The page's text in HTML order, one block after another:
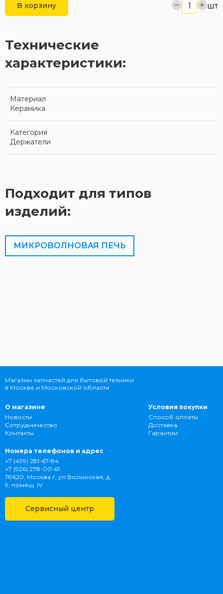
В корзину шт
Технические
характеристики:
Материал
Керамика
Категория
Держатели
Подходит для типов
изделий:
МИКРОВОЛНОВАЯ ПЕЧЬ
Магазин запчастей для бытовой техники
в Москве и Московской области
О магазине
Новости
Сотрудничество
Контакты
Условия покупки
Способ оплаты
Доставка
Гарантии
Номера телефонов и адрес
+7 (499) 281-67-84
+7 (926) 278-00-61
119620, Москва г, ул Волынская, д.
9, помещ. IV
Сервисный центр